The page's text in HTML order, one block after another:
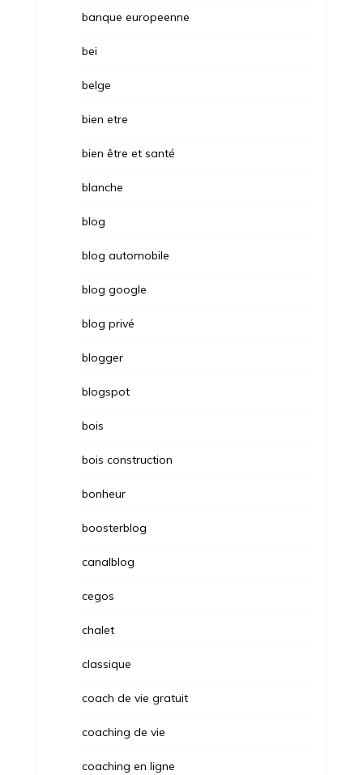
banque europeenne
bei
belge
bien etre
bien être et santé
blanche
blog
blog automobile
blog google
blog privé
blogger
blogspot
bois
bois construction
bonheur
boosterblog
canalblog
cegos
chalet
classique
coach de vie gratuit
coaching de vie
coaching en ligne